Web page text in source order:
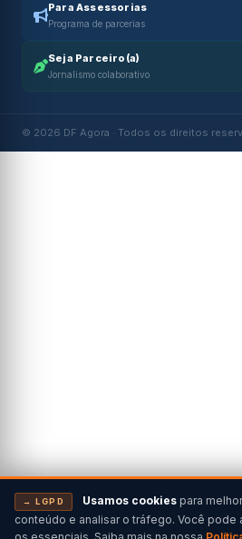
Para Assessorias
Programa de parcerias
Seja Parceiro(a)
Jornalismo colaborativo
© 2026 DF Agora · Todos os direitos
→ LGPD Usamos cookies para
conteúdo e analisar o tráfego. Você